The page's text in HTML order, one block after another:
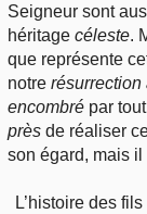
Seigneur sont
héritage céleste.
que représente
notre résurrection
encombré par
près de réaliser
son égard, mais
L’histoire des